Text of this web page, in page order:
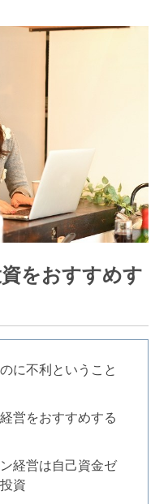
をおすすめす
に不利ということ
営をおすすめする
経営は自己資金ゼ
資